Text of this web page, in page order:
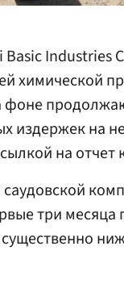
Industries
химической
фоне
издержек на
на отчет
саудовской
три месяца